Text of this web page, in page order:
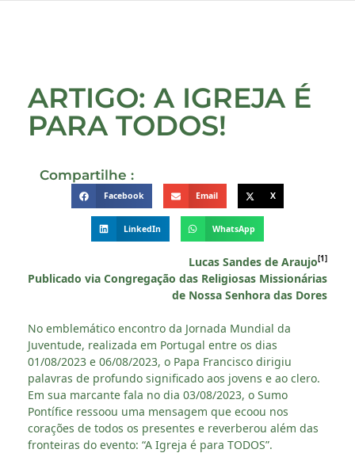
ARTIGO: A IGREJA É
PARA TODOS!
Compartilhe :
Facebook Email X
LinkedIn WhatsApp
Lucas Sandes de Araujo [1]
Publicado via Congregação das Religiosas Missionárias
de Nossa Senhora das Dores
No emblemático encontro da Jornada Mundial da
Juventude, realizada em Portugal entre os dias
01/08/2023 e 06/08/2023, o Papa Francisco dirigiu
palavras de profundo significado aos jovens e ao clero.
Em sua marcante fala no dia 03/08/2023, o Sumo
Pontífice ressoou uma mensagem que ecoou nos
corações de todos os presentes e reverberou além das
fronteiras do evento: “A Igreja é para TODOS”.